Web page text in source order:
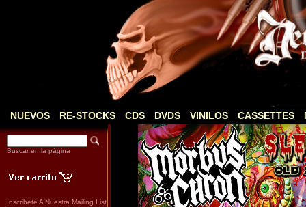
NUEVOS RE-STOCKS CDS DVDS VINILOS CASSETTES
Buscar en la página
Inscribete A Nuestra Mailing List